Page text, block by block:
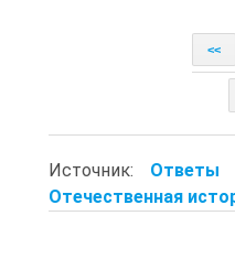
<<
Источник: Ответы
Отечественная